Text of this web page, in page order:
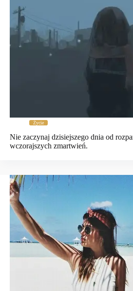
Życie
Nie zaczynaj dzisiejszego dnia od
wczorajszych zmartwień.